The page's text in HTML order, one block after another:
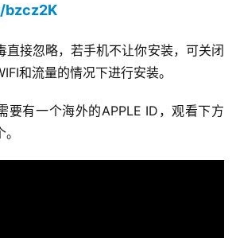
直接忽略，若手机不让你安装，可关闭
和流量的情况下进行安装。
要有一个海外的APPLE ID，观看下方